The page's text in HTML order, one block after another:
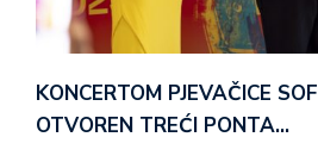
KONCERTOM PJEVAČICE
OTVOREN TREĆI PONTA…